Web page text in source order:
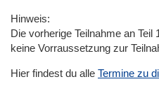
Hinweis:
Die vorherige Teilnahme an
keine Vorraussetzung zur
Hier findest du alle Termine zu